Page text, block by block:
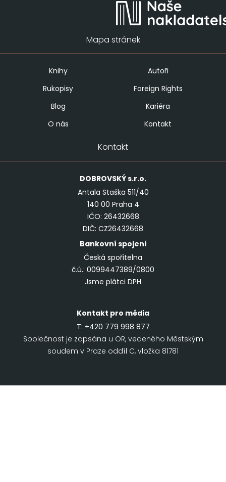
Mapa stránek
Knihy
Autoři
Rukopisy
Foreign Rights
Blog
Kariéra
O nás
Kontakt
Kontakt
DOBROVSKÝs.r.o.
Antala Staška 511/40
140 00 Praha 4
IČO: 26432668
DIČ: CZ26432668
Bankovní spojení
Česká spořitelna
č.ú.: 0099447389/0800
Jsme plátci DPH
Kontakt pro média
T: +420 779 998 877
Společnost je zapsána u OR, vedeného Městským
soudem v Praze oddíl C, vložka 81781